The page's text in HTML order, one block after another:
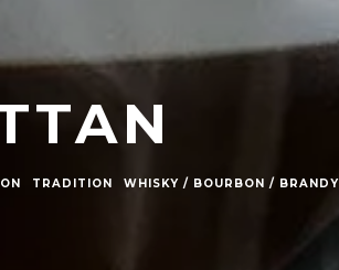
TRADITION WHISKY / BOURBON / BRANDY